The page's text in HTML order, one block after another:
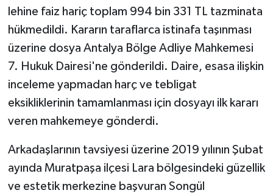
lehine faiz hariç toplam 994 bin 331 TL tazminata
hükmedildi. Kararın taraflarca istinafa taşınması
üzerine dosya Antalya Bölge Adliye Mahkemesi
7. Hukuk Dairesi'ne gönderildi. Daire, esasa ilişkin
inceleme yapmadan harç ve tebligat
eksikliklerinin tamamlanması için dosyayı ilk kararı
veren mahkemeye gönderdi.
Arkadaşlarının tavsiyesi üzerine 2019 yılının Şubat
ayında Muratpaşa ilçesi Lara bölgesindeki güzellik
ve estetik merkezine başvuran Songül